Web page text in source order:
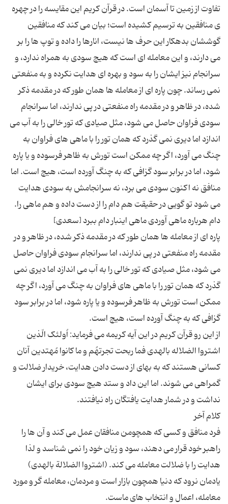
تفاوت از زمین تا آسمان است. در قرآن کریم این مقایسه را در چهره
ی منافقین به ترسیم کشیده است؛ بیان می کند که منافقین
گوششان بدهکار این حرف ها نیست، انارها را داده و توپ ها را بر
می دارند، و این معامله ای است که هیچ سودی به همراه ندارد، و
سرانجام نیز ایشان را به سود و بهره ای هدایت نکرده و به منفعتی
نمی رساند. چون پاره ای از معامله ها همان طور که در مقدمه ذکر
شده، در ظاهر و در مقدمه راه منفعتی در پی ندارند، اما سرانجام
سودی فراوان حاصل می شود، مثل صیادی که تور خالی را به آب می
اندازد اما دیری نمی گذرد که همان تور را با ماهی های فراوان به
چنگ می آورد، اگر چه ممکن است تورش به ظاهر فرسوده و یا پاره
شود، اما در برابر سود گزافی که به چنگ آورده است، هیچ است. اما
منافق نه اکنون سودی می برد، نه سرانجامش به سودی هدایت
می شود تو گویی در حقیقت هم دام را از دست داده و هم ماهی را.
پاره ای از معامله ها همان طور که در مقدمه ذکر شده، در ظاهر و در
مقدمه راه منفعتی در پی ندارند، اما سرانجام سودی فراوان حاصل
می شود، مثل صیادی که تور خالی را به آب می اندازد اما دیری نمی
گذرد که همان تور را با ماهی های فراوان به چنگ می آورد، اگر چه
ممکن است تورش به ظاهر فرسوده و یا پاره شود، اما در برابر سود
از این رو قرآن کریم در این آیه کریمه می فرماید: اُولئک الّذین
اشتروا الضلاله بالهدی فما ربحت تجرتهُم و ما کانوا مُهتدین آنان
کسانی هستند که به بهای از دست دادن هدایت، خریدار ضلالت و
گمراهی می شوند. اما این داد و ستد هیچ سودی برای ایشان
فرد منافق و کسی که همچومن منافقان عمل می کند و آن ها را
راهبر خود قرار می دهند، سود و زیان خود را نمی شناسد و لذا
هدایت را با ضلالت معامله می کند. (اشتروا الضلالة بالهدی)
یادمان نرود که دنیا همچون بازار است و مردمان، معامله گر و مورد